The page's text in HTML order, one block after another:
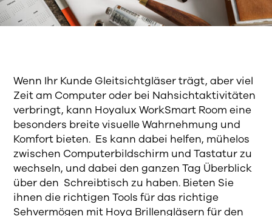
Wenn Ihr Kunde Gleitsichtgläser trägt, aber viel
Zeit am Computer oder bei Nahsichtaktivitäten
verbringt, kann Hoyalux WorkSmart Room eine
besonders breite visuelle Wahrnehmung und
Komfort bieten. Es kann dabei helfen, mühelos
zwischen Computerbildschirm und Tastatur zu
wechseln, und dabei den ganzen Tag Überblick
über den Schreibtisch zu haben. Bieten Sie
ihnen die richtigen Tools für das richtige
Sehvermögen mit Hoya Brillengläsern für den